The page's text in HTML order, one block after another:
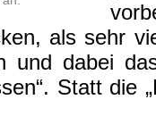
als sehr
und dabei
Statt die